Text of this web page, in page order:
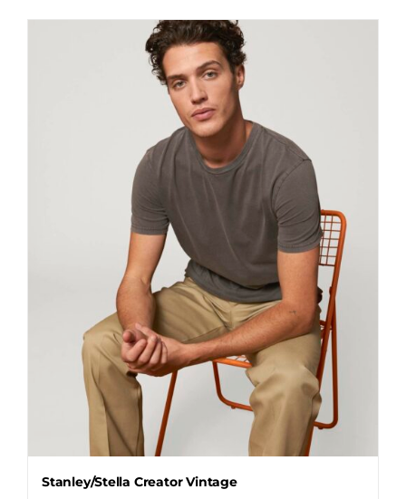
Stanley/Stella Creator Vintage